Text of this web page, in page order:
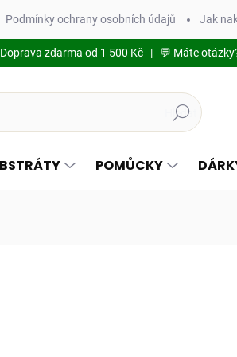
Podmínky ochrany osobních údajů Jak
zdarma od 1 500 Kč | 💬 Máte
Hledat
POMŮCKY